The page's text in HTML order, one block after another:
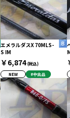
エメラルダスX 70MLS-
S IM
￥6,874(税込)
NEW
#中古品